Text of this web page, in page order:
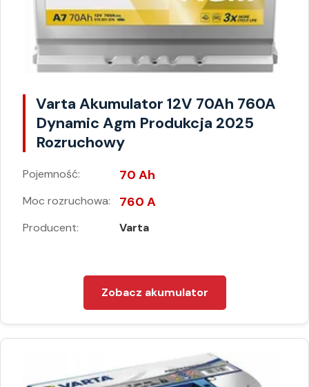
Varta Akumulator 12V 70Ah 760A
Dynamic Agm Produkcja 2025
Rozruchowy
Pojemność: 70 Ah
Moc rozruchowa: 760 A
Producent: Varta
Zobacz akumulator